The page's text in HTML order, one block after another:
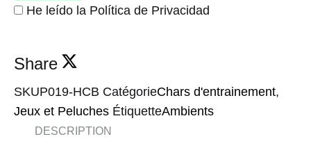
He leído la Política de Privacidad
Share
SKUP019-HCB CatégorieChars d'entrainement,
Jeux et Peluches ÉtiquetteAmbients
DESCRIPTION